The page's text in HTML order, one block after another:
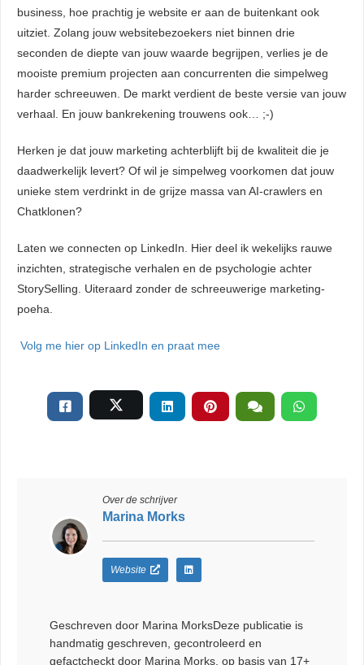
business, hoe prachtig je website er aan de buitenkant ook
uitziet. Zolang jouw websitebezoekers niet binnen drie
seconden de diepte van jouw waarde begrijpen, verlies je de
mooiste premium projecten aan concurrenten die simpelweg
harder schreeuwen. De markt verdient de beste versie van jouw
verhaal. En jouw bankrekening trouwens ook… ;-)
Herken je dat jouw marketing achterblijft bij de kwaliteit die je
daadwerkelijk levert? Of wil je simpelweg voorkomen dat jouw
unieke stem verdrinkt in de grijze massa van AI-crawlers en
Chatklonen?
Laten we connecten op LinkedIn. Hier deel ik wekelijks rauwe
inzichten, strategische verhalen en de psychologie achter
StorySelling. Uiteraard zonder de schreeuwerige marketing-
poeha.
Volg me hier op LinkedIn en praat mee
Over de schrijver
Marina Morks
Website
Geschreven door Marina MorksDeze publicatie is
handmatig geschreven, gecontroleerd en
gefactcheckt door Marina Morks, op basis van 17+